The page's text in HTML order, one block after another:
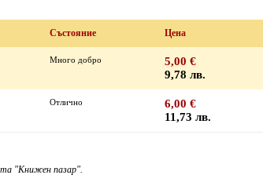
Състояние Цена
Много добро
5,00 €
9,78 лв.
Отлично
6,00 €
11,73 лв.
"Книжен пазар".